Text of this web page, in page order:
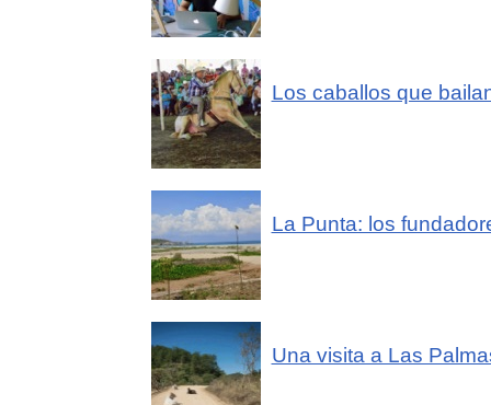
Los caballos que
La Punta: los
Una visita a Las